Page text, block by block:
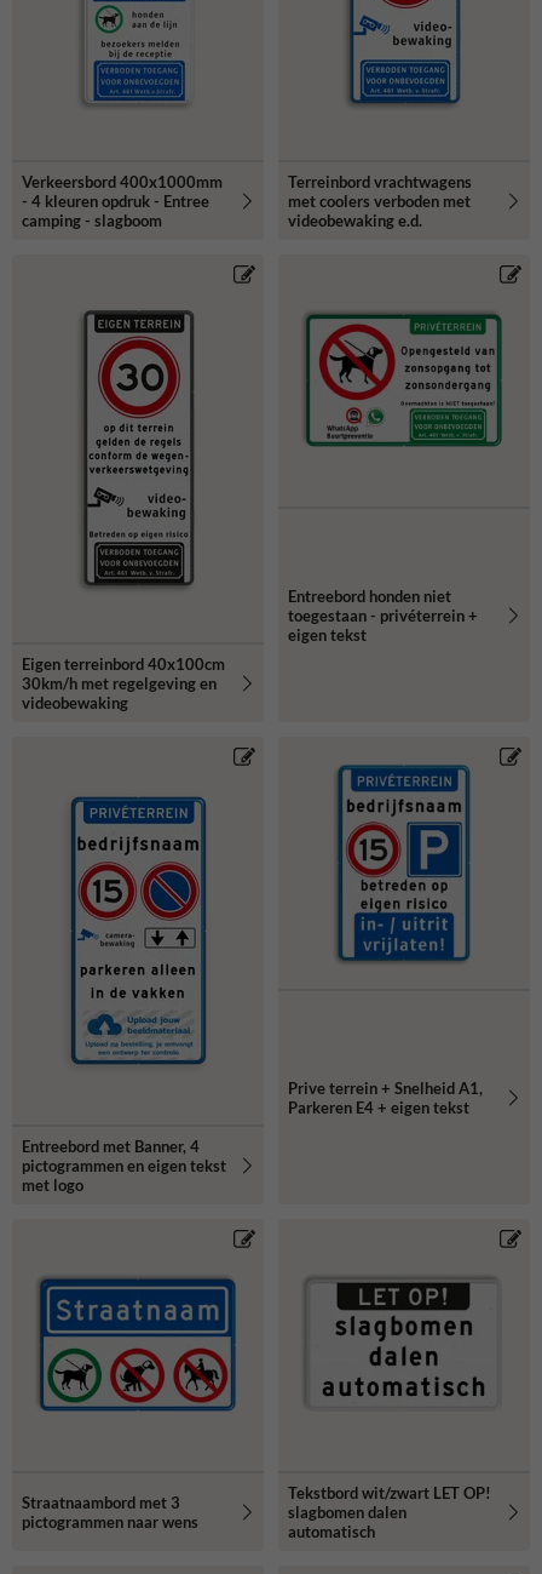
Verkeersbord 400x1000mm
- 4 kleuren opdruk - Entree
camping - slagboom
Terreinbord vrachtwagens
met coolers verboden met
videobewaking e.d.
Eigen terreinbord 40x100cm
30km/h met regelgeving en
videobewaking
Entreebord honden niet
toegestaan - privéterrein +
eigen tekst
Entreebord met Banner, 4
pictogrammen en eigen tekst
met logo
Prive terrein + Snelheid A1,
Parkeren E4 + eigen tekst
Straatnaambord met 3
pictogrammen naar wens
Tekstbord wit/zwart LET OP!
slagbomen dalen
automatisch